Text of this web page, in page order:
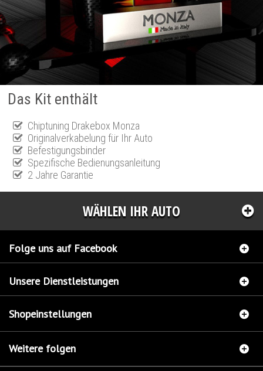
Das Kit enthält
Chiptuning Drakebox Monza
Originalverkabelung für Ihr Auto
Befestigungsbinder
Spezifische Bedienungsanleitung
2 Jahre Garantie
WÄHLEN IHR AUTO
Folge uns auf Facebook
Unsere Dienstleistungen
Shopeinstellungen
Weitere folgen